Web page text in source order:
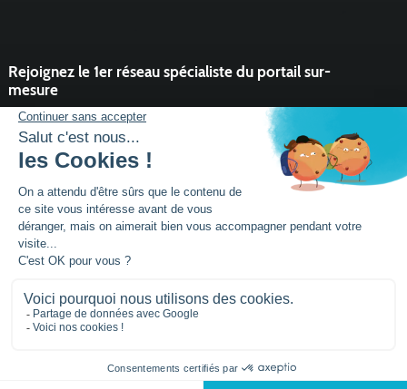
Rejoignez le 1er réseau spécialiste du portail sur-
mesure
Vous souhaitez développer l'activité portail de votre entreprise ?
Rejoindre un réseau dynamique, avec un service et des outils qui
font la différence ?
DEVENIR PARTENAIRE
Parc activités la Niel BP 2156920NOYAL-PONTIVY - FRANCE
95 60